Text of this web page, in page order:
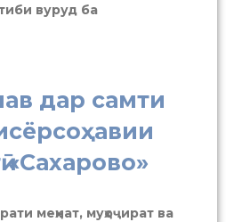
вуруд ба
дар самти
«Сахарово»
меҳнат, муҳоҷират ва